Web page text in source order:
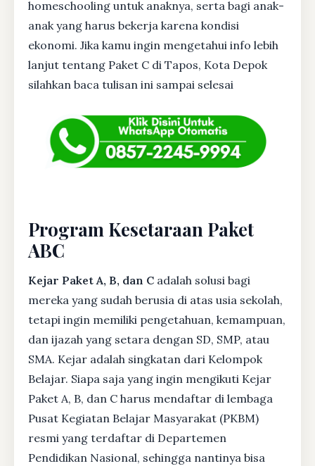
homeschooling untuk anaknya, serta bagi anak-
anak yang harus bekerja karena kondisi
ekonomi. Jika kamu ingin mengetahui info lebih
lanjut tentang Paket C di Tapos, Kota Depok
silahkan baca tulisan ini sampai selesai
Program Kesetaraan Paket
ABC
Kejar Paket A, B, dan C adalah solusi bagi
mereka yang sudah berusia di atas usia sekolah,
tetapi ingin memiliki pengetahuan, kemampuan,
dan ijazah yang setara dengan SD, SMP, atau
SMA. Kejar adalah singkatan dari Kelompok
Belajar. Siapa saja yang ingin mengikuti Kejar
Paket A, B, dan C harus mendaftar di lembaga
Pusat Kegiatan Belajar Masyarakat (PKBM)
resmi yang terdaftar di Departemen
Pendidikan Nasional, sehingga nantinya bisa